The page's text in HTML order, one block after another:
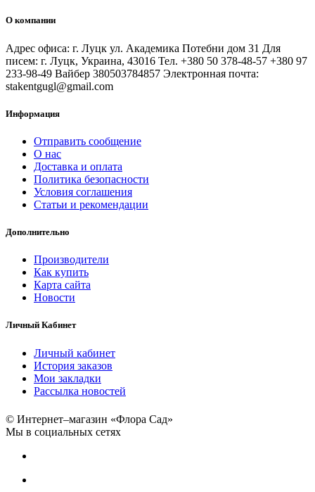
О компании
Адрес офиса: г. Луцк ул. Академика Потебни дом 31 Для
писем: г. Луцк, Украина, 43016 Тел. +380 50 378-48-57 +380 97
233-98-49 Вайбер 380503784857 Электронная почта:
stakentgugl@gmail.com
Информация
Отправить сообщение
О нас
Доставка и оплата
Политика безопасности
Условия соглашения
Статьи и рекомендации
Дополнительно
Производители
Как купить
Карта сайта
Новости
Личный Кабинет
Личный кабинет
История заказов
Мои закладки
Рассылка новостей
© Интернет–магазин «Флора Сад»
Мы в социальных сетях